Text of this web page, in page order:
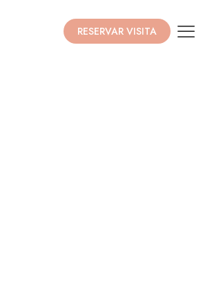
RESERVAR VISITA